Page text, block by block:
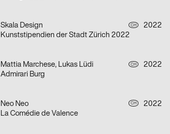
Skala Design CH
2022
Kunststipendien der Stadt Zürich 2022
Mattia Marchese, Lukas Lüdi CH
2022
Admirari Burg
Neo Neo CH
2022
La Comédie de Valence